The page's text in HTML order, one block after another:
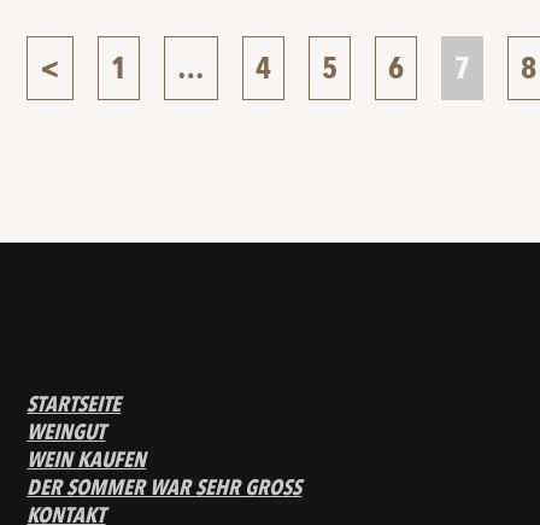
< 1 … 4 5 6 7 8
STARTSEITE
WEINGUT
WEIN KAUFEN
DER SOMMER WAR SEHR GROSS
KONTAKT